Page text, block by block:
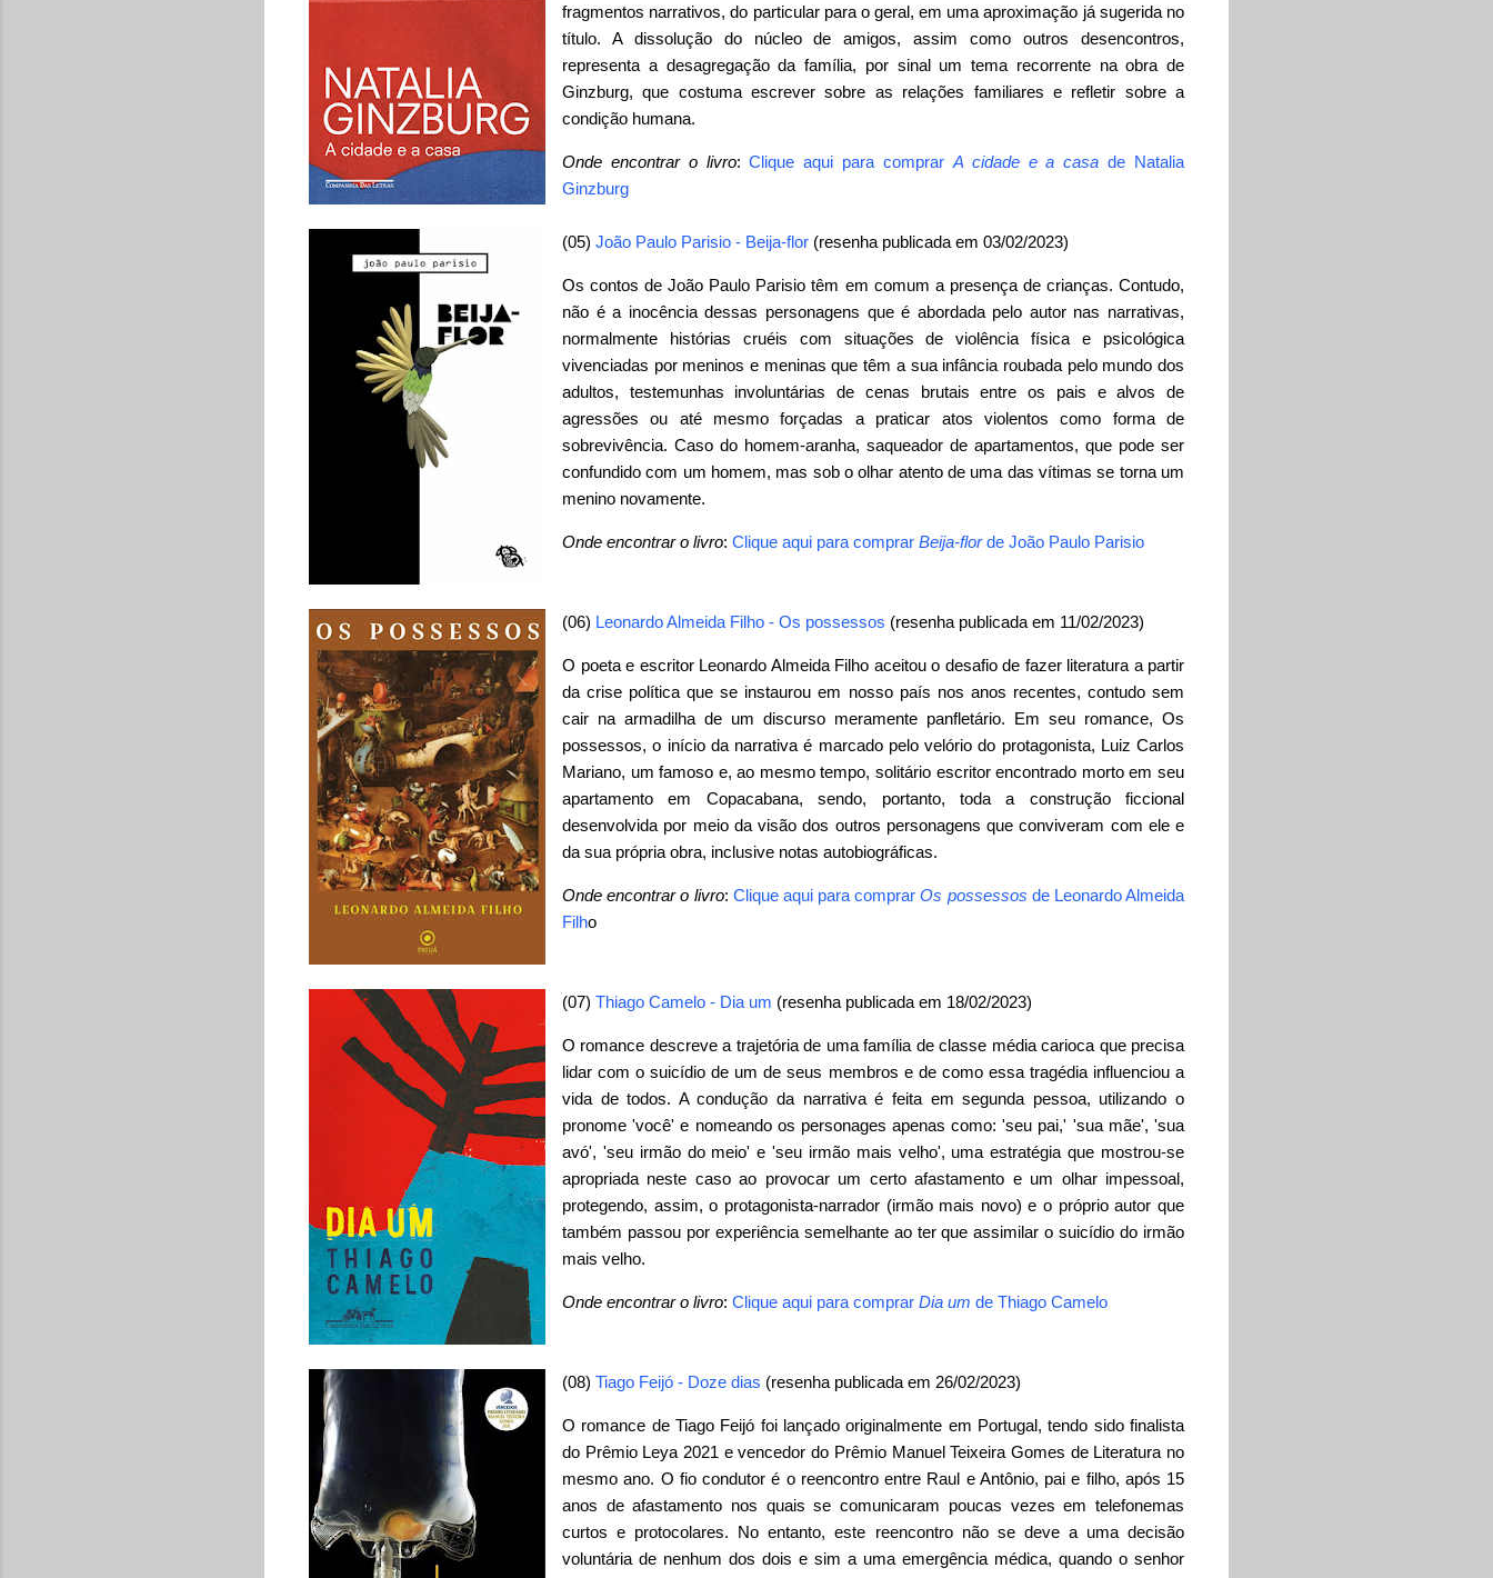
fragmentos narrativos, do particular para o geral, em uma aproximação já sugerida no
título. A dissolução do núcleo de amigos, assim como outros desencontros,
representa a desagregação da família, por sinal um tema recorrente na obra de
Ginzburg, que costuma escrever sobre as relações familiares e refletir sobre a
condição humana.
Onde encontrar o livro:Clique aqui para comprar A cidade e a casa de Natalia
Ginzburg
(05) João Paulo Parisio - Beija-flor​ (resenha publicada em 03/02/2023)
Os contos de João Paulo Parisio têm em comum a presença de crianças. Contudo,
não é a inocência dessas personagens que é abordada pelo autor nas narrativas,
normalmente histórias cruéis com situações de violência física e psicológica
vivenciadas por meninos e meninas que têm a sua infância roubada pelo mundo dos
adultos, testemunhas involuntárias de cenas brutais entre os pais e alvos de
agressões ou até mesmo forçadas a praticar atos violentos como forma de
sobrevivência. Caso do homem-aranha, saqueador de apartamentos, que pode ser
confundido com um homem, mas sob o olhar atento de uma das vítimas se torna um
menino novamente.
Onde encontrar o livro: Clique aqui para comprar Beija-florde João Paulo Parisio
(06) Leonardo Almeida Filho - Os possessos (resenha publicada em 11/02/2023)
O poeta e escritor Leonardo Almeida Filho aceitou o desafio de fazer literatura a partir
da crise política que se instaurou em nosso país nos anos recentes, contudo sem
cair na armadilha de um discurso meramente panfletário. Em seu romance, Os
possessos, o início da narrativa é marcado pelo velório do protagonista, Luiz Carlos
Mariano, um famoso e, ao mesmo tempo, solitário escritor encontrado morto em seu
apartamento em Copacabana, sendo, portanto, toda a construção ficcional
desenvolvida por meio da visão dos outros personagens que conviveram com ele e
da sua própria obra, inclusive notas autobiográficas.
Onde encontrar o livro: Clique aqui para comprarOs possessos de Leonardo Almeida
Filho
(07) Thiago Camelo - Dia um (resenha publicada em 18/02/2023)
O romance descreve a trajetória de uma família de classe média carioca que precisa
lidar com o suicídio de um de seus membros e de como essa tragédia influenciou a
vida de todos. A condução da narrativa é feita em segunda pessoa, utilizando o
pronome 'você' e nomeando os personages apenas como: 'seu pai,' 'sua mãe', 'sua
avó', 'seu irmão do meio' e 'seu irmão mais velho', uma estratégia que mostrou-se
apropriada neste caso ao provocar um certo afastamento e um olhar impessoal,
protegendo, assim, o protagonista-narrador (irmão mais novo) e o próprio autor que
também passou por experiência semelhante ao ter que assimilar o suicídio do irmão
mais velho.
Onde encontrar o livro: Clique aqui para comprar Dia um de Thiago Camelo
(08) Tiago Feijó - Doze dias (resenha publicada em 26/02/2023)
O romance de Tiago Feijó foi lançado originalmente em Portugal, tendo sido finalista
do Prêmio Leya 2021 e vencedor do Prêmio Manuel Teixeira Gomes de Literatura no
mesmo ano. O fio condutor é o reencontro entre Raul e Antônio, pai e filho, após 15
anos de afastamento nos quais se comunicaram poucas vezes em telefonemas
curtos e protocolares. No entanto, este reencontro não se deve a uma decisão
voluntária de nenhum dos dois e sim a uma emergência médica, quando o senhor